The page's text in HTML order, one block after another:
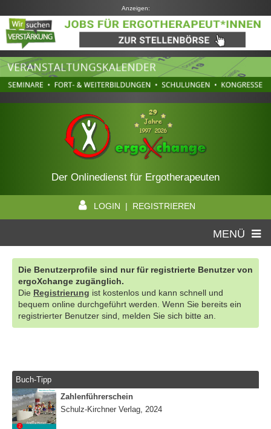
Anzeigen:
Der Onlinedienst für Ergotherapeuten
LOGIN | REGISTRIEREN
MENÜ
Die Benutzerprofile sind nur für registrierte Benutzer von
ergoXchange zugänglich.
Die Registrierung ist kostenlos und kann schnell und
bequem online durchgeführt werden. Wenn Sie bereits ein
registrierter Benutzer sind, melden Sie sich bitte an.
Buch-Tipp
Zahlenführerschein
Schulz-Kirchner Verlag, 2024